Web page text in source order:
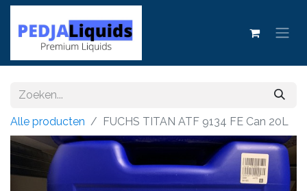
Alle producten FUCHS TITAN ATF 9134 FE Can 20L